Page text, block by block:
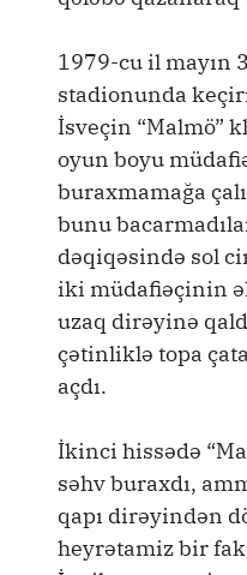
1979-cu il mayın
stadionunda
İsveçin “Malmö”
oyun boyu
buraxmamağa
bunu
dəqiqəsində sol
iki müdafiəçinin
uzaq dirəyinə
çətinliklə topa
açdı.
İkinci hissədə
səhv buraxdı,
qapı dirəyindən
heyrətamiz bir